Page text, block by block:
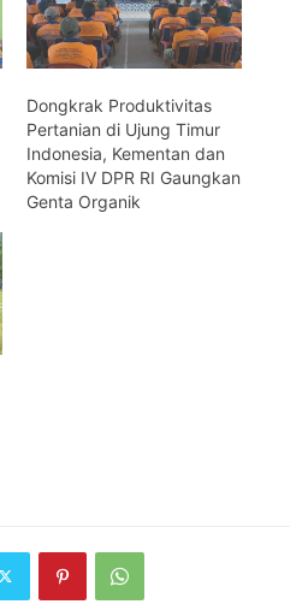
Dongkrak Produktivitas
Pertanian di Ujung Timur
Indonesia, Kementan dan
Komisi IV DPR RI Gaungkan
Genta Organik